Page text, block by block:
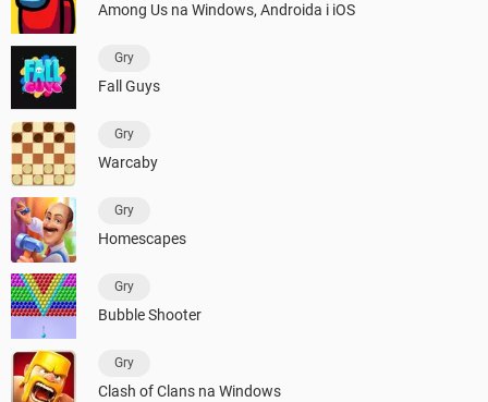
Among Us na Windows, Androida i iOS
Gry
Fall Guys
Gry
Warcaby
Gry
Homescapes
Gry
Bubble Shooter
Gry
Clash of Clans na Windows